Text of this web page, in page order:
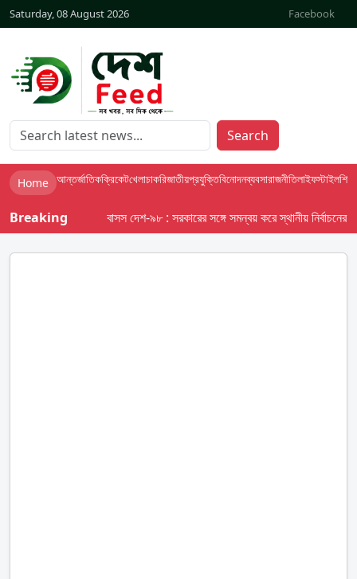
Saturday, 08 August 2026 Facebook
Search
Home আন্তর্জাতিকক্রিকেটখেলাচাকরিজাতীয়প্রযুক্তিবিনোদনব্যবসারাজনীতিলাইফস্টাইলশিক্ষা
Breaking বাসস দেশ-৯৮ : সরকারের সঙ্গে সমন্বয় করে স্থানীয় নির্বাচনের